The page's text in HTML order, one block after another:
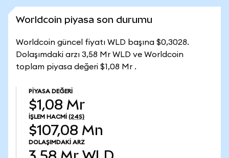
Worldcoin piyasa son durumu
Worldcoin güncel fiyatı WLD başına $0,3028.
Dolaşımdaki arzı 3,58 Mr WLD ve Worldcoin
toplam piyasa değeri $1,08 Mr .
PIYASA DEĞERI
$1,08 Mr
İŞLEM HACMI (24S)
$107,08 Mn
DOLAŞIMDAKI ARZ